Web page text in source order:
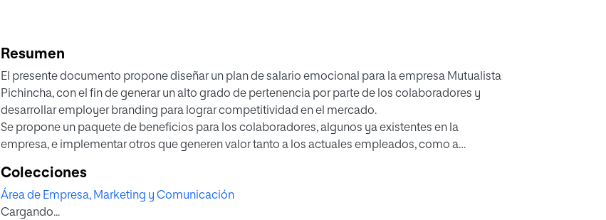
Resumen
El presente documento propone diseñar un plan de salario emocional para la empresa Mutualista
Pichincha, con el fin de generar un alto grado de pertenencia por parte de los colaboradores y
desarrollar employer branding para lograr competitividad en el mercado.
Se propone un paquete de beneficios para los colaboradores, algunos ya existentes en la
empresa, e implementar otros que generen valor tanto a los actuales empleados, como a
Las empresas deben enfocarse en atraer y retener a los altos potenciales y para esto es
fundamental tener en cuenta sus preferencias y necesidades.
El paquete de salario emocional se definió en base a un estudio de mercado, con el cual la
Colecciones
Área de Empresa, Marketing y Comunicación
Cargando...